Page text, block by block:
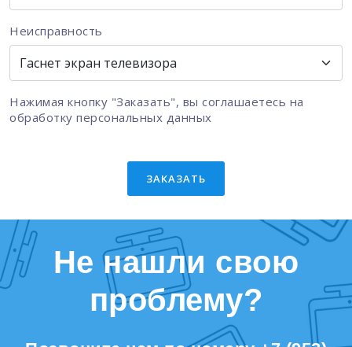
Неисправность
Нажимая кнопку "Заказать", вы соглашаетесь на
обработку персональных данных
ЗАКАЗАТЬ
Не нашли свою
проблему?